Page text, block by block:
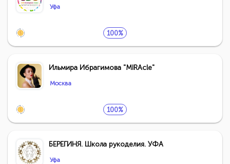
Уфа
100%
Ильмира Ибрагимова "MIRAcle"
Москва
100%
БЕРЕГИНЯ. Школа рукоделия. УФА
Уфа